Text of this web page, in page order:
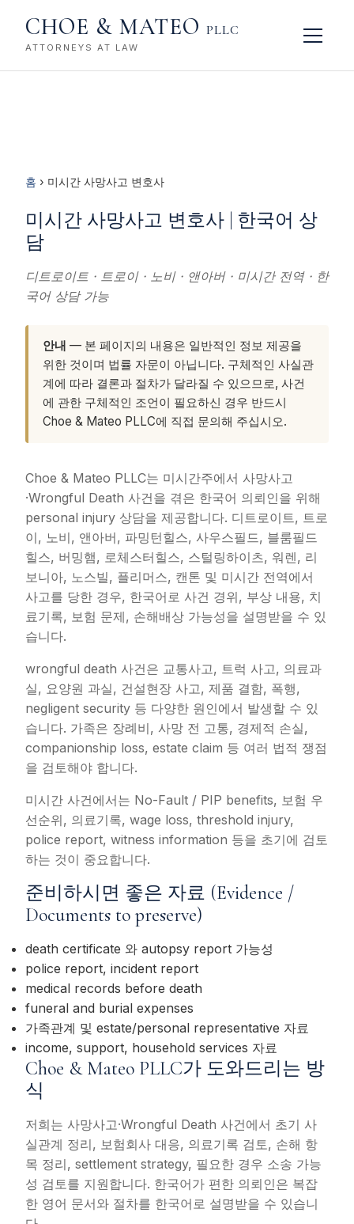
CHOE & MATEO PLLC
ATTORNEYS AT LAW
홈 › 미시간 사망사고 변호사
미시간 사망사고 변호사 | 한국어 상
담
디트로이트 · 트로이 · 노비 · 앤아버 · 미시간 전역 · 한
국어 상담 가능
안내 — 본 페이지의 내용은 일반적인 정보 제공을
위한 것이며 법률 자문이 아닙니다. 구체적인 사실관
계에 따라 결론과 절차가 달라질 수 있으므로, 사건
에 관한 구체적인 조언이 필요하신 경우 반드시
Choe & Mateo PLLC에 직접 문의해 주십시오.
Choe & Mateo PLLC는 미시간주에서 사망사고
·Wrongful Death 사건을 겪은 한국어 의뢰인을 위해
personal injury 상담을 제공합니다. 디트로이트, 트로
이, 노비, 앤아버, 파밍턴힐스, 사우스필드, 블룸필드
힐스, 버밍햄, 로체스터힐스, 스털링하이츠, 워렌, 리
보니아, 노스빌, 플리머스, 캔톤 및 미시간 전역에서
사고를 당한 경우, 한국어로 사건 경위, 부상 내용, 치
료기록, 보험 문제, 손해배상 가능성을 설명받을 수 있
습니다.
wrongful death 사건은 교통사고, 트럭 사고, 의료과
실, 요양원 과실, 건설현장 사고, 제품 결함, 폭행,
negligent security 등 다양한 원인에서 발생할 수 있
습니다. 가족은 장례비, 사망 전 고통, 경제적 손실,
companionship loss, estate claim 등 여러 법적 쟁점
을 검토해야 합니다.
미시간 사건에서는 No-Fault / PIP benefits, 보험 우
선순위, 의료기록, wage loss, threshold injury,
police report, witness information 등을 초기에 검토
하는 것이 중요합니다.
준비하시면 좋은 자료 (Evidence /
Documents to preserve)
death certificate 와 autopsy report 가능성
police report, incident report
medical records before death
funeral and burial expenses
가족관계 및 estate/personal representative 자료
income, support, household services 자료
Choe & Mateo PLLC가 도와드리는 방
식
저희는 사망사고·Wrongful Death 사건에서 초기 사
실관계 정리, 보험회사 대응, 의료기록 검토, 손해 항
목 정리, settlement strategy, 필요한 경우 소송 가능
성 검토를 지원합니다. 한국어가 편한 의뢰인은 복잡
한 영어 문서와 절차를 한국어로 설명받을 수 있습니